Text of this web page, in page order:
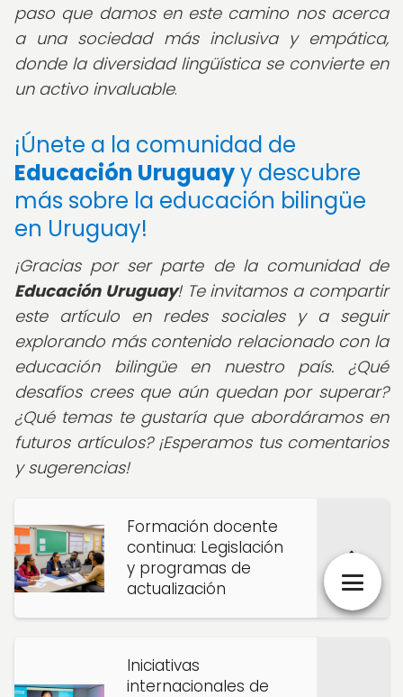
paso que damos en este camino nos acerca
a una sociedad más inclusiva y empática,
donde la diversidad lingüística se convierte en
un activo invaluable.
¡Únete a la comunidad de
Educación Uruguayy descubre
más sobre la educación bilingüe
en Uruguay!
¡Gracias por ser parte de la comunidad de
Educación Uruguay! Te invitamos a compartir
este artículo en redes sociales y a seguir
explorando más contenido relacionado con la
educación bilingüe en nuestro país. ¿Qué
desafíos crees que aún quedan por superar?
¿Qué temas te gustaría que abordáramos en
futuros artículos? ¡Esperamos tus comentarios
y sugerencias!
Formación docente
continua: Legislación
y programas de
actualización
Iniciativas
internacionales de